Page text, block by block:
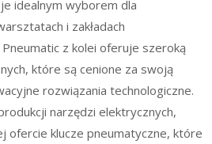
idealnym wyborem dla
i zakładach
z kolei oferuje szeroką
które są cenione za swoją
rozwiązania technologiczne.
narzędzi elektrycznych,
ofercie klucze pneumatyczne, które